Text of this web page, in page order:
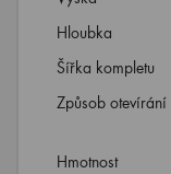
Hloubka
Šířka kompletu
Způsob otevírání
Hmotnost